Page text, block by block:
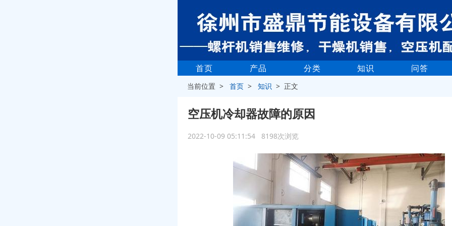
首页 产品 分类 知识 问答
当前位置 >首页 >知识 > 正文
空压机冷却器故障的原因
2022-10-09 05:11:54 8198次浏览